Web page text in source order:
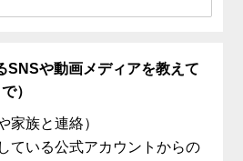
SNSや動画メディアを教えて
）
家族と連絡）
ている公式アカウントからの